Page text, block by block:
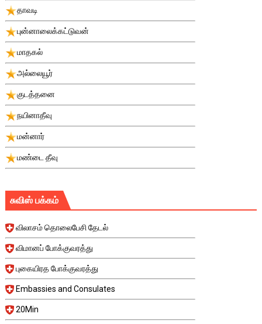
தாவடி
புன்னாலைக்கட்டுவன்
மாதகல்
அல்லையூர்
குடத்தனை
நயினாதீவு
மன்னார்
மண்டை தீவு
சுவிஸ் பக்கம்
விலாசம் தொலைபேசி தேடல்
விமானப் போக்குவரத்து
புகையிரத போக்குவரத்து
Embassies and Consulates
20Min